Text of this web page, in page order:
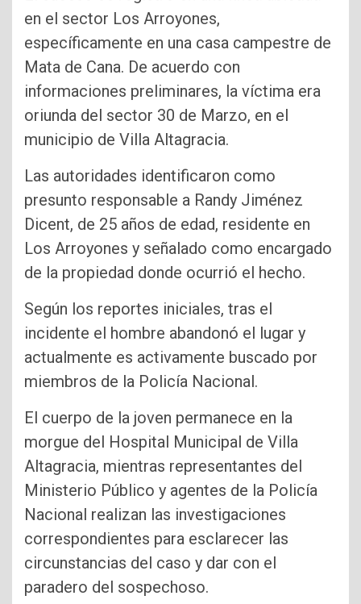
en el sector Los Arroyones,
específicamente en una casa campestre de
Mata de Cana. De acuerdo con
informaciones preliminares, la víctima era
oriunda del sector 30 de Marzo, en el
municipio de Villa Altagracia.
Las autoridades identificaron como
presunto responsable a Randy Jiménez
Dicent, de 25 años de edad, residente en
Los Arroyones y señalado como encargado
de la propiedad donde ocurrió el hecho.
Según los reportes iniciales, tras el
incidente el hombre abandonó el lugar y
actualmente es activamente buscado por
miembros de la Policía Nacional.
El cuerpo de la joven permanece en la
morgue del Hospital Municipal de Villa
Altagracia, mientras representantes del
Ministerio Público y agentes de la Policía
Nacional realizan las investigaciones
correspondientes para esclarecer las
circunstancias del caso y dar con el
paradero del sospechoso.